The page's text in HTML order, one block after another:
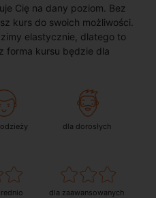
Cię na dany poziom. Bez
kurs do swoich możliwości.
elastycznie, dlatego to
forma kursu będzie dla
dla dorosłych
dla zaawansowanych